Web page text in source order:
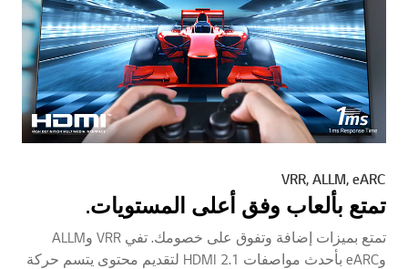
VRR, ALLM, eARC
تمتع بألعاب وفق أعلى المستويات.
تمتع بميزات إضافة وتفوق على خصومك. تفي VRR وALLM
وeARC بأحدث مواصفات HDMI 2.1 لتقديم محتوى يتسم حركة